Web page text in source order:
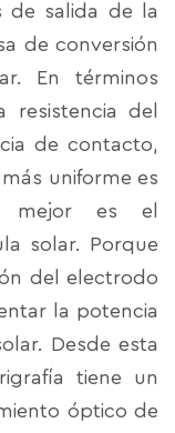
de salida de la
de conversión
En términos
resistencia del
de contacto,
uniforme es
mejor es el
solar. Porque
del electrodo
la potencia
Desde esta
tiene un
óptico de